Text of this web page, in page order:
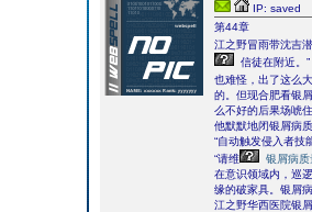
IP: saved
第44章
江之野冒雨带沈吉
信徒在附近。”
也难怪，出了这么
的。但现合肥看银
么不好的后果场唬
他默默地闭银屑病
“自动触发侵入者技
“请维
银屑病质
在意识领域内，巡
缘的破家具。银屑
江之野华西医院银